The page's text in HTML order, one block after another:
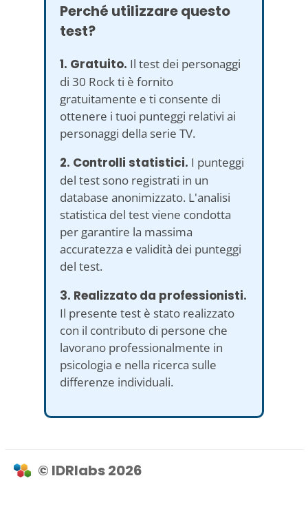
Perché utilizzare questo
test?
1. Gratuito. Il test dei personaggi
di 30 Rock ti è fornito
gratuitamente e ti consente di
ottenere i tuoi punteggi relativi ai
personaggi della serie TV.
2. Controlli statistici. I punteggi
del test sono registrati in un
database anonimizzato. L'analisi
statistica del test viene condotta
per garantire la massima
accuratezza e validità dei punteggi
del test.
3. Realizzato da professionisti.
Il presente test è stato realizzato
con il contributo di persone che
lavorano professionalmente in
psicologia e nella ricerca sulle
differenze individuali.
© IDRlabs 2026